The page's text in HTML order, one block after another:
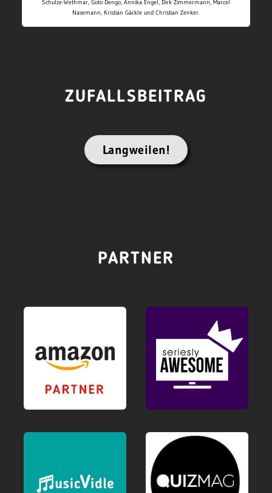
Schulze-Wethmar, Goto Dengo, Annika Engel, Dirk Zimmermann, Marcel
Nasemann, Kristian Gäckle und Christian Zenker.
ZUFALLSBEITRAG
Langweilen!
PARTNER